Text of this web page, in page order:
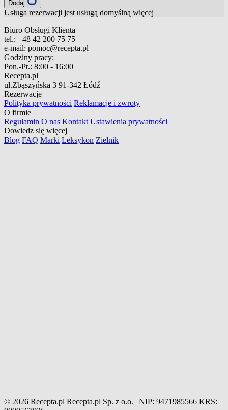
Dodaj
Usługa rezerwacji jest usługą domyślną więcej
Biuro Obsługi Klienta
tel.: +48 42 200 75 75
e-mail: pomoc@recepta.pl
Godziny pracy:
Pon.-Pt.: 8:00 - 16:00
Recepta.pl
ul.Zbąszyńska 3 91-342 Łódź
Rezerwacje
Polityka prywatności Reklamacje i zwroty
O firmie
Regulamin O nas Kontakt Ustawienia prywatności
Dowiedz się więcej
Blog FAQ Marki Leksykon Zielnik
© 2026 Recepta.pl Recepta.pl Sp. z o.o. | NIP: 9471985566 KRS: